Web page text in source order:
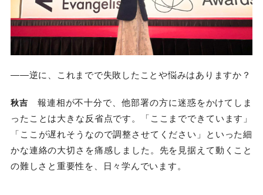
――逆に、これまでで失敗したことや悩みはありますか？
秋吉 報連相が不十分で、他部署の方に迷惑をかけてしま
ったことは大きな反省点です。「ここまでできています」
「ここが遅れそうなので調整させてください」といった細
かな連絡の大切さを痛感しました。先を見据えて動くこと
の難しさと重要性を、日々学んでいます。